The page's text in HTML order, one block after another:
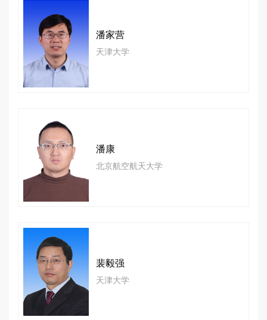
潘家营
天津大学
潘康
北京航空航天大学
裴毅强
天津大学